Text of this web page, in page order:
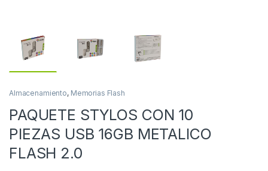
Almacenamiento, Memorias Flash
PAQUETE STYLOS CON 10
PIEZAS USB 16GB METALICO
FLASH 2.0